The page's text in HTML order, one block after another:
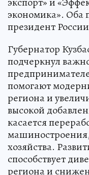
экономика». Оба
президент
Губернатор
подчеркнул
помогают
региона и
высокой
касается
машиностроения,
хозяйства.
способствует
региона и